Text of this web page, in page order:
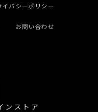
イバシーポリシー
お問い合わせ
ストア